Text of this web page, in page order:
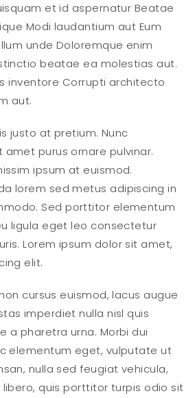
et id aspernatur Beatae
Modi laudantium aut Eum
unde Doloremque enim
beatae ea molestias aut.
inventore Corrupti architecto
aut.
justo at pretium. Nunc
purus ornare pulvinar.
ipsum at euismod.
lorem sed metus adipiscing in
Sed porttitor elementum
ligula eget leo consectetur
Lorem ipsum dolor sit amet,
elit.
cursus euismod, lacus augue
imperdiet nulla nisl quis
a pharetra urna. Morbi dui
elementum eget, vulputate ut
nulla sed feugiat vehicula,
quis porttitor turpis odio sit